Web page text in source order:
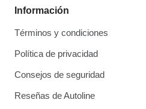
Información
Términos y condiciones
Política de privacidad
Consejos de seguridad
Reseñas de Autoline